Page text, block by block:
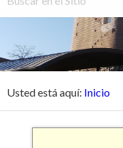
Usted está aquí: Inicio